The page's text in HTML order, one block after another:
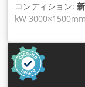
コンディション:
kW
グ・アンローデ
ル FSCUT
ォーカス クーラ
ィングソフトウェ
ガス警報器 ガス